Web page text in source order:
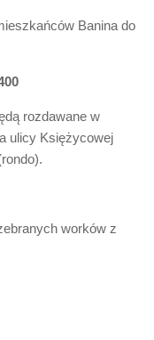
Banina do
rozdawane w
ulicy Księżycowej
worków z